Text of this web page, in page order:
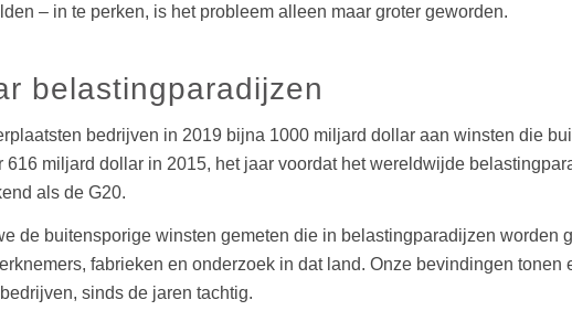
– in te perken, is het probleem alleen maar groter geworden.
belastingparadijzen
bedrijven in 2019 bijna 1000 miljard dollar aan winsten die
616 miljard dollar in 2015, het jaar voordat het wereldwijde
als de G20.
de buitensporige winsten gemeten die in belastingparadijzen
fabrieken en onderzoek in dat land. Onze bevindingen
sinds de jaren tachtig.